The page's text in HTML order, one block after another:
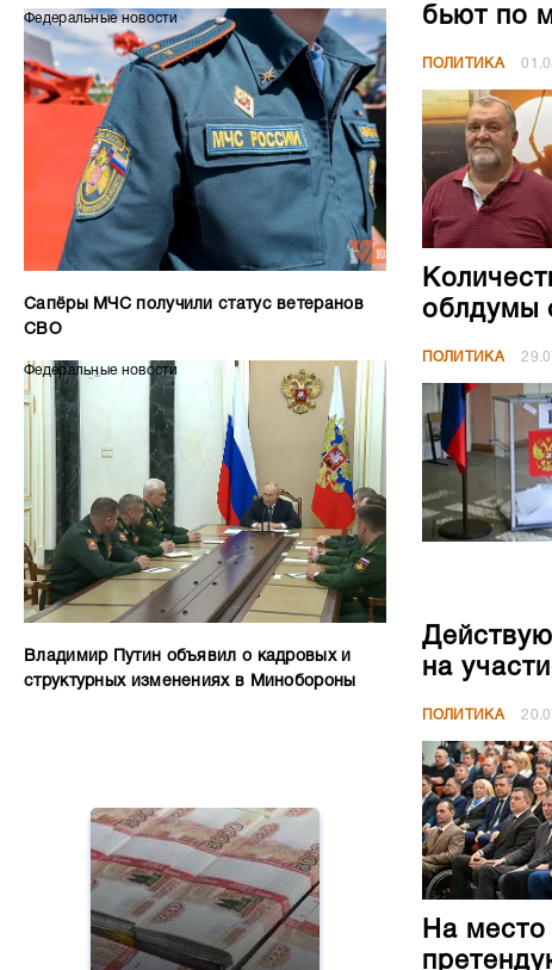
Федеральные новости
Сапёры МЧС получили статус ветеранов
СВО
Федеральные новости
Владимир Путин объявил о кадровых и
структурных изменениях в Минобороны
бьют по
ПОЛИТИКА
облдумы
ПОЛИТИКА
на
ПОЛИТИКА
На место